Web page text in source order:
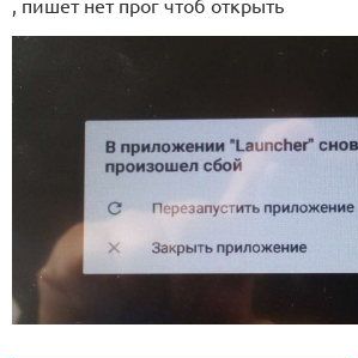
, пишет нет прог чтоб открыть